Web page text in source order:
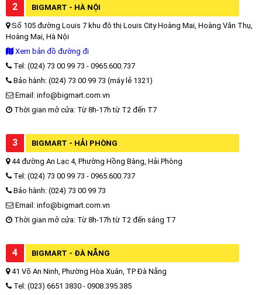
2 BIGMART - HÀ NỘI
Số 105 đường Louis 7 khu đô thị Louis City Hoàng Mai, Hoàng Văn Thụ,
Hoàng Mai, Hà Nội
Xem bản đồ đường đi
Tel: (024) 73 00 99 73 - 0965.600.737
Bảo hành: (024) 73 00 99 73 (máy lẻ 1321)
Email: info@bigmart.com.vn
Thời gian mở cửa: Từ 8h-17h từ T2 đến T7
3 BIGMART - HẢI PHÒNG
44 đường An Lạc 4, Phường Hồng Bàng, Hải Phòng
Tel: (024) 73 00 99 73 - 0965.600.737
Bảo hành: (024) 73 00 99 73
Email: info@bigmart.com.vn
Thời gian mở cửa: Từ 8h-17h từ T2 đến sáng T7
4 BIGMART - ĐÀ NẴNG
41 Võ An Ninh, Phường Hòa Xuân, TP Đà Nẵng
Tel: (023) 6651 3830 - 0908.395.385